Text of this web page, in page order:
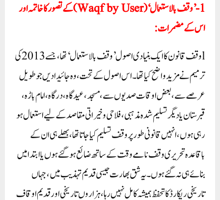
1-’وقف بالاستعمال‘ (Waqf by User) کے تصور کا خاتمہ اور
اس کے مضمرات:
lوقف قانون کا ایک بنیادی اصول ’وقف بالاستعمال‘ تھا، جسے 2013 کی
ترمیم نے مزید واضح کیا تھا۔ اس اصول کے تحت، وہ جائیدادیں جو طویل
عرصے سے، بعض اوقات صدیوں سے، مسجد، عیدگاہ، درگاہ، امام باڑہ،
قبرستان یا دیگر تسلیم شدہ مذہبی، فلاحی و خیراتی مقاصد کے لیے استعمال ہو
رہی ہوں، انہیں قانونی طور پر وقف تسلیم کیا جاتا تھا، بھلے ہی ان کے
باقاعدہ تحریری وقف نامے وقت کے ساتھ ضائع ہو گئے ہوں یا ابتدا میں
بنائے ہی نہ گئے ہوں۔ یہ شق بھارت جیسی قدیم تہذیب میں، جہاں
تاریخی ریکارڈ کا تحفظ ہمیشہ کامل نہیں رہا، ہزاروں تاریخی اور قدیم اوقاف